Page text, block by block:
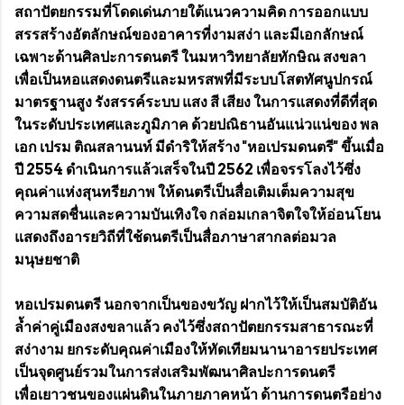
สถาปัตยกรรมที่โดดเด่นภายใต้แนวความคิด การออกแบบ
สรรสร้างอัตลักษณ์ของอาคารที่งามสง่า และมีเอกลักษณ์
เฉพาะด้านศิลปะการดนตรี ในมหาวิทยาลัยทักษิณ สงขลา
เพื่อเป็นหอแสดงดนตรีและมหรสพที่มีระบบโสตทัศนูปกรณ์
มาตรฐานสูง รังสรรค์ระบบ แสง สี เสียง ในการแสดงที่ดีที่สุด
ในระดับประเทศและภูมิภาค ด้วยปณิธานอันแน่วแน่ของ พล
เอก เปรม ติณสลานนท์ มีดำริให้สร้าง "หอเปรมดนตรี" ขึ้นเมื่อ
ปี 2554 ดำเนินการแล้วเสร็จในปี 2562 เพื่อจรรโลงไว้ซึ่ง
คุณค่าแห่งสุนทรียภาพ ให้ดนตรีเป็นสื่อเติมเต็มความสุข
ความสดชื่นและความบันเทิงใจ กล่อมเกลาจิตใจให้อ่อนโยน
แสดงถึงอารยวิถีที่ใช้ดนตรีเป็นสื่อภาษาสากลต่อมวล
มนุษยชาติ
หอเปรมดนตรี นอกจากเป็นของขวัญ ฝากไว้ให้เป็นสมบัติอัน
ล้ำค่าคู่เมืองสงขลาแล้ว คงไว้ซึ่งสถาปัตยกรรมสาธารณะที่
สง่างาม ยกระดับคุณค่าเมืองให้ทัดเทียมนานาอารยประเทศ
เป็นจุดศูนย์รวมในการส่งเสริมพัฒนาศิลปะการดนตรี
เพื่อเยาวชนของแผ่นดินในภายภาคหน้า ด้านการดนตรีอย่าง